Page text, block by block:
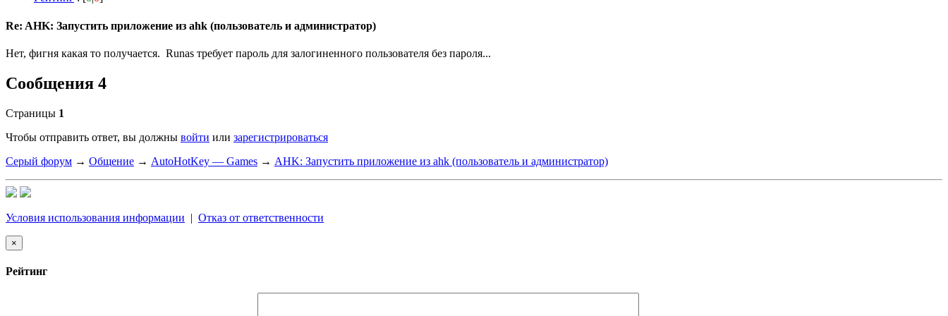
Re: AHK: Запустить приложение из ahk (пользователь и администратор)
Нет, фигня какая то получается. Runas требует пароль для залогиненного пользователя без пароля...
Сообщения 4
Страницы 1
Чтобы отправить ответ, вы должны войти или зарегистрироваться
Серый форум → Общение → AutoHotKey — Games → AHK: Запустить приложение из ahk (пользователь и администратор)
Условия использования информации | Отказ от ответственности
×
Рейтинг